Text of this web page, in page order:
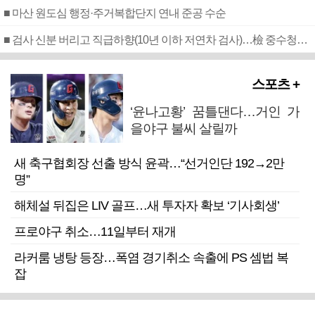
■ 마산 원도심 행정·주거복합단지 연내 준공 수순
■ 검사 신분 버리고 직급하향(10년 이하 저연차 검사)…檢 중수청행 기피
스포츠 +
‘윤나고황’ 꿈틀댄다…거인 가
을야구 불씨 살릴까
새 축구협회장 선출 방식 윤곽…“선거인단 192→2만
명”
해체설 뒤집은 LIV 골프…새 투자자 확보 ‘기사회생’
프로야구 취소…11일부터 재개
라커룸 냉탕 등장…폭염 경기취소 속출에 PS 셈법 복
잡